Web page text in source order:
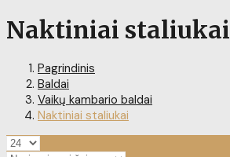
Naktiniai staliukai
Pagrindinis
Baldai
Vaikų kambario baldai
Naktiniai staliukai